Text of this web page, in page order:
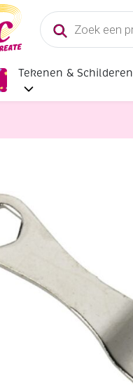
Producten
zoeken
Tekenen & Schilderen